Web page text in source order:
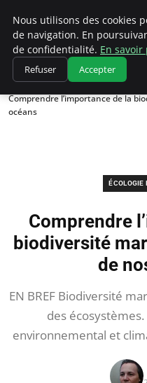
Climatedebtagents
Accueil
Écologie et Biodiversité
Comprendre l’importance de la
océans
ÉCOLOGIE
Comprendre
biodiversité
de
EN BREF Biodiversité
des
environnemental et
Nous utilisons des cookies
de navigation. En
de confidentialité. En savoir
Refuser Accepter